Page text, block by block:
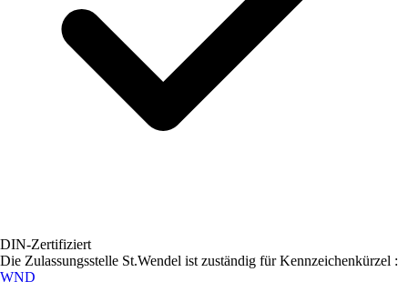
DIN-Zertifiziert
Die Zulassungsstelle St.Wendel ist zuständig für Kennzeichenkürzel :
WND